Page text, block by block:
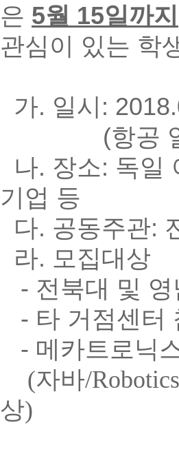
은 5월 15일까지
관심이 있는 학
가. 일시:
(항공 일정에
나. 장소: 독일
기업 등
다. 공동주관:
라. 모집대상
- 전북대 및 영
- 타 거점센터
- 메카트로닉
(자바/
상)